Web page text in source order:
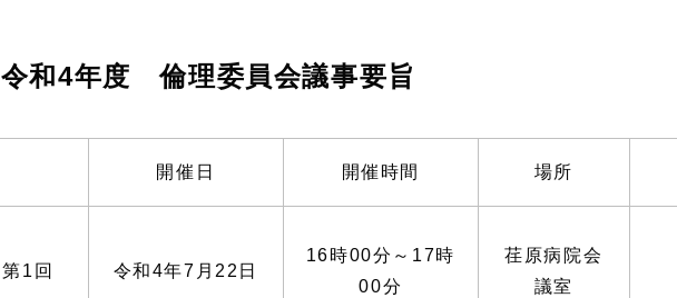
令和4年度 倫理委員会議事要旨
開催日 開催時間 場所
第1回 令和4年7月22日
16時00分～17時
00分
荏原病院会
議室